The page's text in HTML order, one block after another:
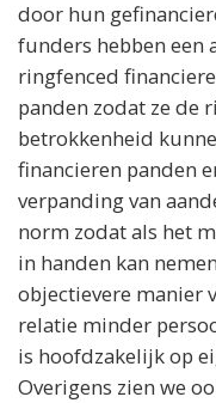
door hun
funders hebben een
ringfenced
panden zodat ze de
betrokkenheid
financieren panden
verpanding van
norm zodat als het
in handen kan
objectievere manier
relatie minder
is hoofdzakelijk op
Overigens zien we